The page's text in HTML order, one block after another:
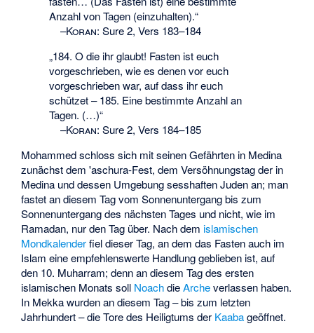
Anzahl von Tagen (einzuhalten).“
–Koran: Sure 2, Vers 183–184
„184. O die ihr glaubt! Fasten ist euch
vorgeschrieben, wie es denen vor euch
vorgeschrieben war, auf dass ihr euch
schützet – 185. Eine bestimmte Anzahl an
Tagen. (…)“
–Koran: Sure 2, Vers 184–185
Mohammed schloss sich mit seinen Gefährten in Medina
zunächst dem 'aschura-Fest, dem Versöhnungstag der in
Medina und dessen Umgebung sesshaften Juden an; man
fastet an diesem Tag vom Sonnenuntergang bis zum
Sonnenuntergang des nächsten Tages und nicht, wie im
Ramadan, nur den Tag über. Nach dem islamischen
Mondkalenderfiel dieser Tag, an dem das Fasten auch im
Islam eine empfehlenswerte Handlung geblieben ist, auf
den 10. Muharram; denn an diesem Tag des ersten
islamischen Monats soll NoachdieArcheverlassen haben.
In Mekka wurden an diesem Tag – bis zum letzten
Jahrhundert – die Tore des Heiligtums der Kaabageöffnet.